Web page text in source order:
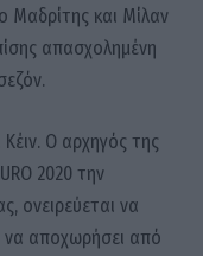
Μαδρίτης και Μίλαν
απασχολημένη
Ο αρχηγός της
2020 την
ονειρεύεται να
να αποχωρήσει από